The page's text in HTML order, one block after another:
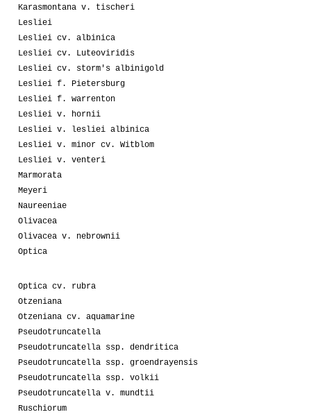
Karasmontana v. tischeri
Lesliei
Lesliei cv. albinica
Lesliei cv. Luteoviridis
Lesliei cv. storm's albinigold
Lesliei f. Pietersburg
Lesliei f. warrenton
Lesliei v. hornii
Lesliei v. lesliei albinica
Lesliei v. minor cv. Witblom
Lesliei v. venteri
Marmorata
Meyeri
Naureeniae
Olivacea
Olivacea v. nebrownii
Optica
Optica cv. rubra
Otzeniana
Otzeniana cv. aquamarine
Pseudotruncatella
Pseudotruncatella ssp. dendritica
Pseudotruncatella ssp. groendrayensis
Pseudotruncatella ssp. volkii
Pseudotruncatella v. mundtii
Ruschiorum